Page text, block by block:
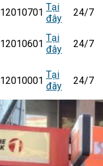
12010701 Tại
đây
24/7
12010601
Tại
đây
24/7
12010001
Tại
đây
24/7